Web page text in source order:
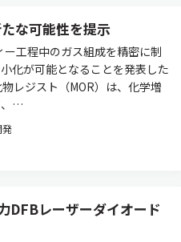
な可能性を提示
工程中のガス組成を精密に制
化が可能となることを発表した
物レジスト（MOR）は、化学増
、…
発
DFBレーザーダイオード